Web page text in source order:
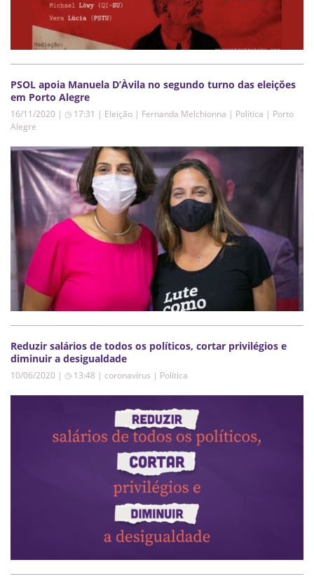
PSOL apoia Manuela D’Àvila no segundo turno das eleições
em Porto Alegre
16/11/2020 | ◷ 17:31 | Eleição | Fernanda Melchionna | Política | Porto
Alegre
Reduzir salários de todos os políticos, cortar privilégios e
diminuir a desigualdade
10/06/2020 | ◷ 13:48 | coronavírus | Política